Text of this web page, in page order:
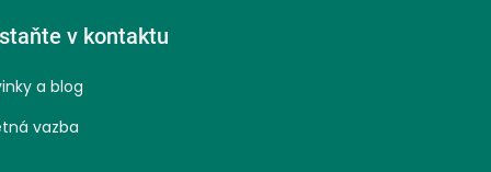
v kontaktu
a blog
vazba